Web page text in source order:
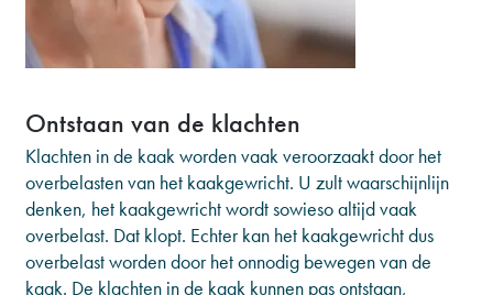
Ontstaan van de klachten
Klachten in de kaak worden vaak veroorzaakt door het
overbelasten van het kaakgewricht. U zult waarschijnlijn
denken, het kaakgewricht wordt sowieso altijd vaak
overbelast. Dat klopt. Echter kan het kaakgewricht dus
overbelast worden door het onnodig bewegen van de
kaak. De klachten in de kaak kunnen pas ontstaan,